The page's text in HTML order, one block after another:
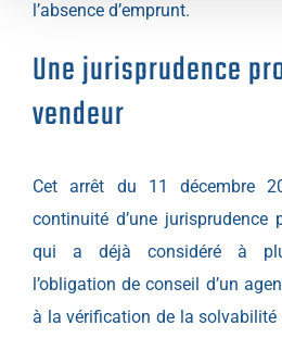
l’absence d’emprunt.
Une jurisprudence
vendeur
Cet arrêt du 11 décembre
continuité d’une jurisprudence
qui a déjà considéré à
l’obligation de conseil d’un
à la vérification de la solvabilité